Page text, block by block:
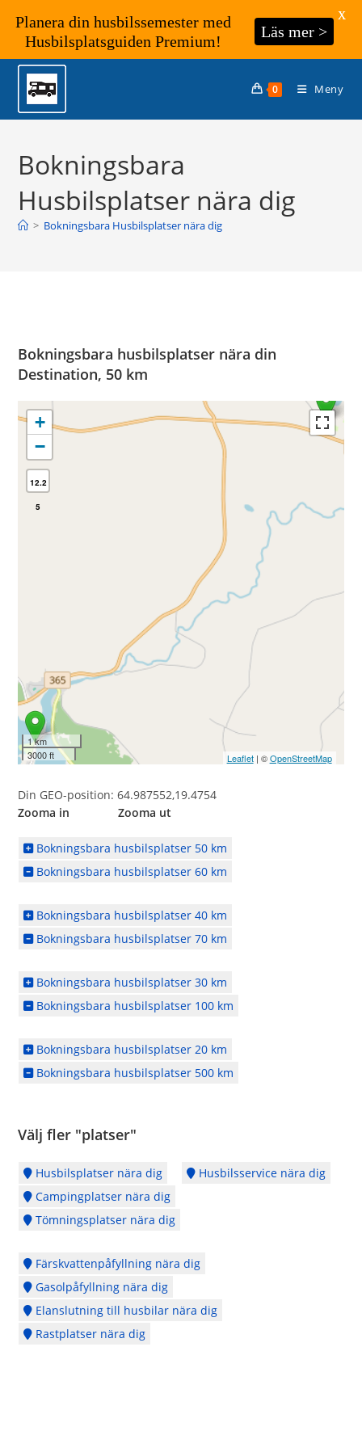
Hoppa
innehållet
0 Meny
Bokningsbara
Husbilsplatser nära dig
> Bokningsbara Husbilsplatser nära dig
Bokningsbara husbilsplatser nära din
Destination, 50 km
+
−
12.2
5
1 km
3000 ft
Leaflet| ©OpenStreetMap
Din GEO-position: 64.987552,19.4754
Zooma in Zooma ut
Bokningsbara husbilsplatser 50 km
Bokningsbara husbilsplatser 60 km
Bokningsbara husbilsplatser 40 km
Bokningsbara husbilsplatser 70 km
Bokningsbara husbilsplatser 30 km
Bokningsbara husbilsplatser 100 km
Bokningsbara husbilsplatser 20 km
Bokningsbara husbilsplatser 500 km
Välj fler "platser"
Husbilsplatser nära dig
Husbilsservice nära dig
Campingplatser nära dig
Tömningsplatser nära dig
Färskvattenpåfyllning nära dig
Gasolpåfyllning nära dig
Elanslutning till husbilar nära dig
Rastplatser nära dig
Planera din husbilssemester med
Husbilsplatsguiden Premium!
Läs mer >
X